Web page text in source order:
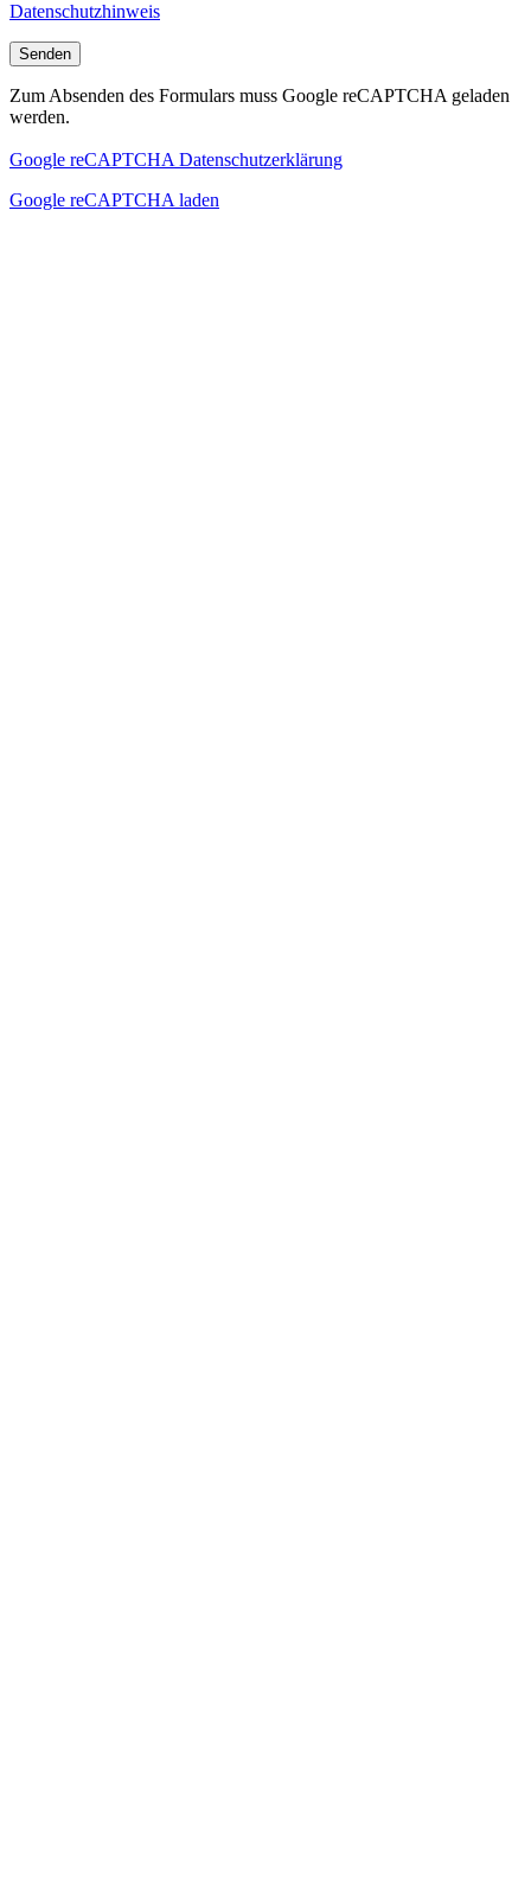
Datenschutzhinweis
Zum Absenden des Formulars muss Google reCAPTCHA geladen
werden.
Google reCAPTCHA Datenschutzerklärung
Google reCAPTCHA laden